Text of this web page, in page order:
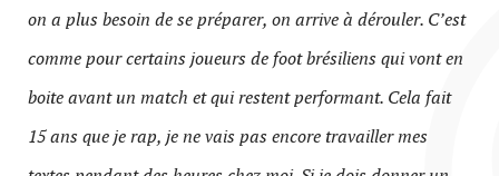
on a plus besoin de se préparer, on arrive à dérouler. C’est
comme pour certains joueurs de foot brésiliens qui vont en
boite avant un match et qui restent performant. Cela fait
15 ans que je rap, je ne vais pas encore travailler mes